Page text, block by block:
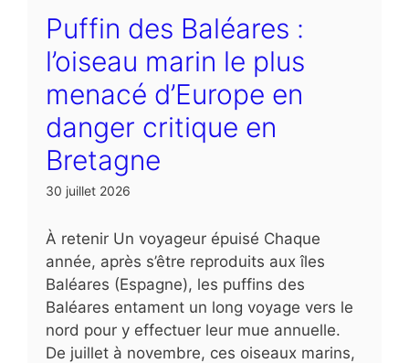
Puffin des Baléares :
l’oiseau marin le plus
menacé d’Europe en
danger critique en
Bretagne
30 juillet 2026
À retenir Un voyageur épuisé Chaque
année, après s’être reproduits aux îles
Baléares (Espagne), les puffins des
Baléares entament un long voyage vers le
nord pour y effectuer leur mue annuelle.
De juillet à novembre, ces oiseaux marins,